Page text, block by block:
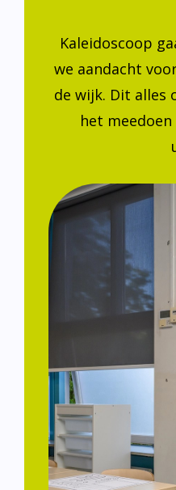
we aandacht
de wijk. Dit alles
het